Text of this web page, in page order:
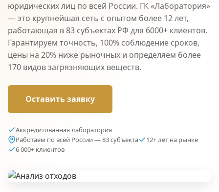
юридических лиц по всей России. ГК «Лаборатория»
— это крупнейшая сеть с опытом более 12 лет,
работающая в 83 субъектах РФ для 6000+ клиентов.
Гарантируем точность, 100% соблюдение сроков,
цены на 20% ниже рыночных и определяем более
170 видов загрязняющих веществ.
Оставить заявку
Аккредитованная лаборатория
Работаем по всей России — 83 субъекта
12+ лет на рынке
6 000+ клиентов